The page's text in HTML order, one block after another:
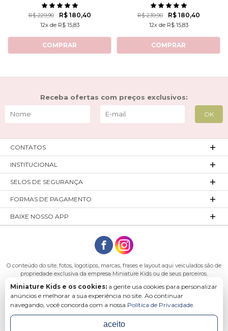
MASCULINO INVERNO - 4
CASACOS + 4 CALÇAS
R$ 229,90 R$ 180,40
12x de R$ 15,83
COMPRAR
MASCULINO INVERNO - 5
CASACOS + 5 CALÇAS
R$ 239,90 R$ 180,40
12x de R$ 15,83
COMPRAR
Receba ofertas com preços exclusivos:
CONTATOS
INSTITUCIONAL
SELOS DE SEGURANÇA
FORMAS DE PAGAMENTO
BAIXE NOSSO APP
O conteúdo do site, fotos, logotipos, marcas, frases e layout aqui veiculados são de
propriedade exclusiva da empresa Miniature Kids ou de seus parceiros.
Todos os direitos reservados. Platinum Indústria de Confecções LTDA - CNPJ:
27.180.131/0001-54 Endereço: Rod. Ivo Silveira, n° 7505 - Bateias, Gaspar - SC, 89113-
040
Miniature Kids e os cookies: a gente usa cookies para personalizar
anúncios e melhorar a sua experiência no site. Ao continuar
navegando, você concorda com a nossa Política de Privacidade.
aceito